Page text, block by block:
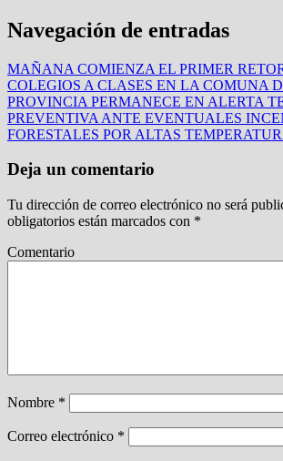
Navegación de entradas
MAÑANA COMIENZA EL PRIMER
COLEGIOS A CLASES EN LA COMUNA
PROVINCIA PERMANECE EN ALERTA
PREVENTIVA ANTE EVENTUALES
FORESTALES POR ALTAS
Deja un comentario
Tu dirección de correo electrónico no será
obligatorios están marcados con *
Comentario
Nombre *
Correo electrónico *